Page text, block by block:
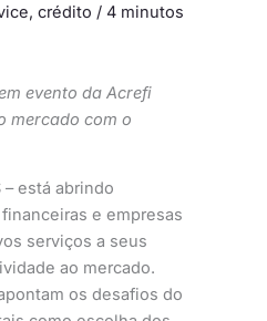
, crédito / 4 minutos
evento da Acrefi
mercado com o
– está abrindo
e empresas
serviços a seus
ao mercado.
os desafios do